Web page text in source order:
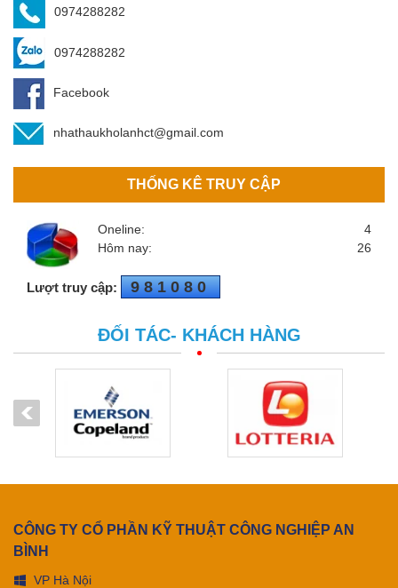
0974288282
0974288282
Facebook
nhathaukholanhct@gmail.com
THỐNG KÊ TRUY CẬP
Oneline:
4
Hôm nay:
26
Lượt truy cập: 981080
ĐỐI TÁC- KHÁCH HÀNG
CÔNG TY CỔ PHẦN KỸ THUẬT CÔNG NGHIỆP AN
BÌNH
VP Hà Nội